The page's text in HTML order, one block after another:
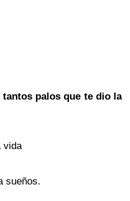
tantos palos que te dio la
vida
sueños.